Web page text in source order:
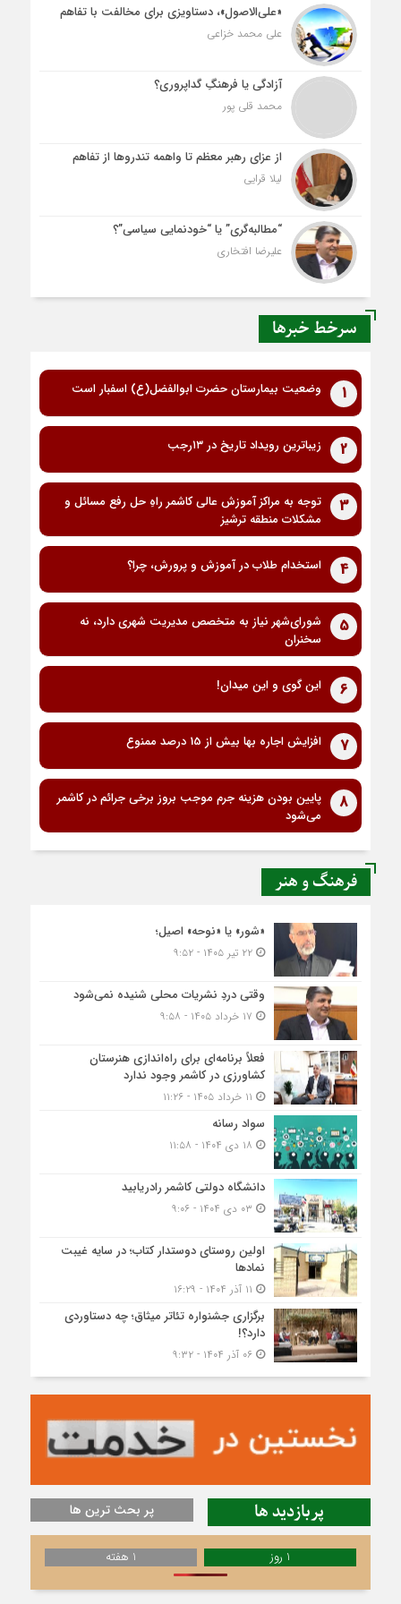
«علی‌الاصول»، دستاویزی برای مخالفت با تفاهم
علی محمد خزاعی
آزادگی یا فرهنگِ گداپروری؟
محمد قلی پور
از عزای رهبر معظم تا واهمه تندروها از تفاهم
لیلا قرایی
“مطالبه‌گری” یا “خودنمایی سیاسی”؟
علیرضا افتخاری
سرخط خبرها
1 وضعیت بیمارستان حضرت ابوالفضل(ع) اسفبار است
2 زیباترین رویداد تاریخ در ۱۳رجب
3
توجه به مراکز آموزش عالی کاشمر راهِ حل رفع مسائل و
مشکلات منطقه ترشیز
4 استخدام طلاب در آموزش و پرورش، چرا؟
5
شورای‌شهر نیاز به متخصص مدیریت شهری دارد، نه
سخنران
6 این گوی و این میدان!
7 افزایش اجاره بها بیش از 15 درصد ممنوع
8
پایین بودن هزینه جرم موجب بروز برخی جرائم در کاشمر
می‌شود
فرهنگ و هنر
«شور» یا «نوحه» اصیل؛
۲۲ تیر ۱۴۰۵ - ۹:۵۲
وقتی دردِ نشریات محلی شنیده نمی‌شود
فعلاً برنامه‌ای برای راه‌اندازی هنرستان
کشاورزی در کاشمر وجود ندارد
سواد رسانه
دانشگاه دولتی کاشمر‌ رادریابید
اولین روستای دوستدار کتاب؛ در سایه غیبت
نمادها
برگزاری جشنواره تئاتر میثاق؛ چه دستاوردی
دارد؟!
۰۶ آذر ۱۴۰۴ - ۹:۳۲
پربازدید ها پر بحث ترین ها
1 روز 1 هفته